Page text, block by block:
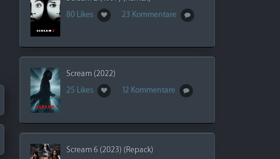
80 Likes
23 Kommentare
Scream (2022)
25 Likes
12 Kommentare
Scream 6 (2023) (Repack)